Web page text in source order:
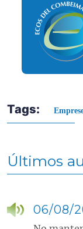
Tags:
Últimos
06/08/